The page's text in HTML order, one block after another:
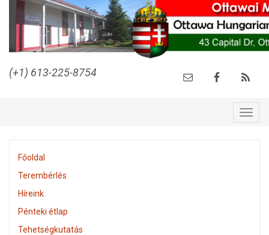
(+1) 613-225-8754
Főoldal
Terembérlés
Híreink
Pénteki étlap
Tehetségkutatás